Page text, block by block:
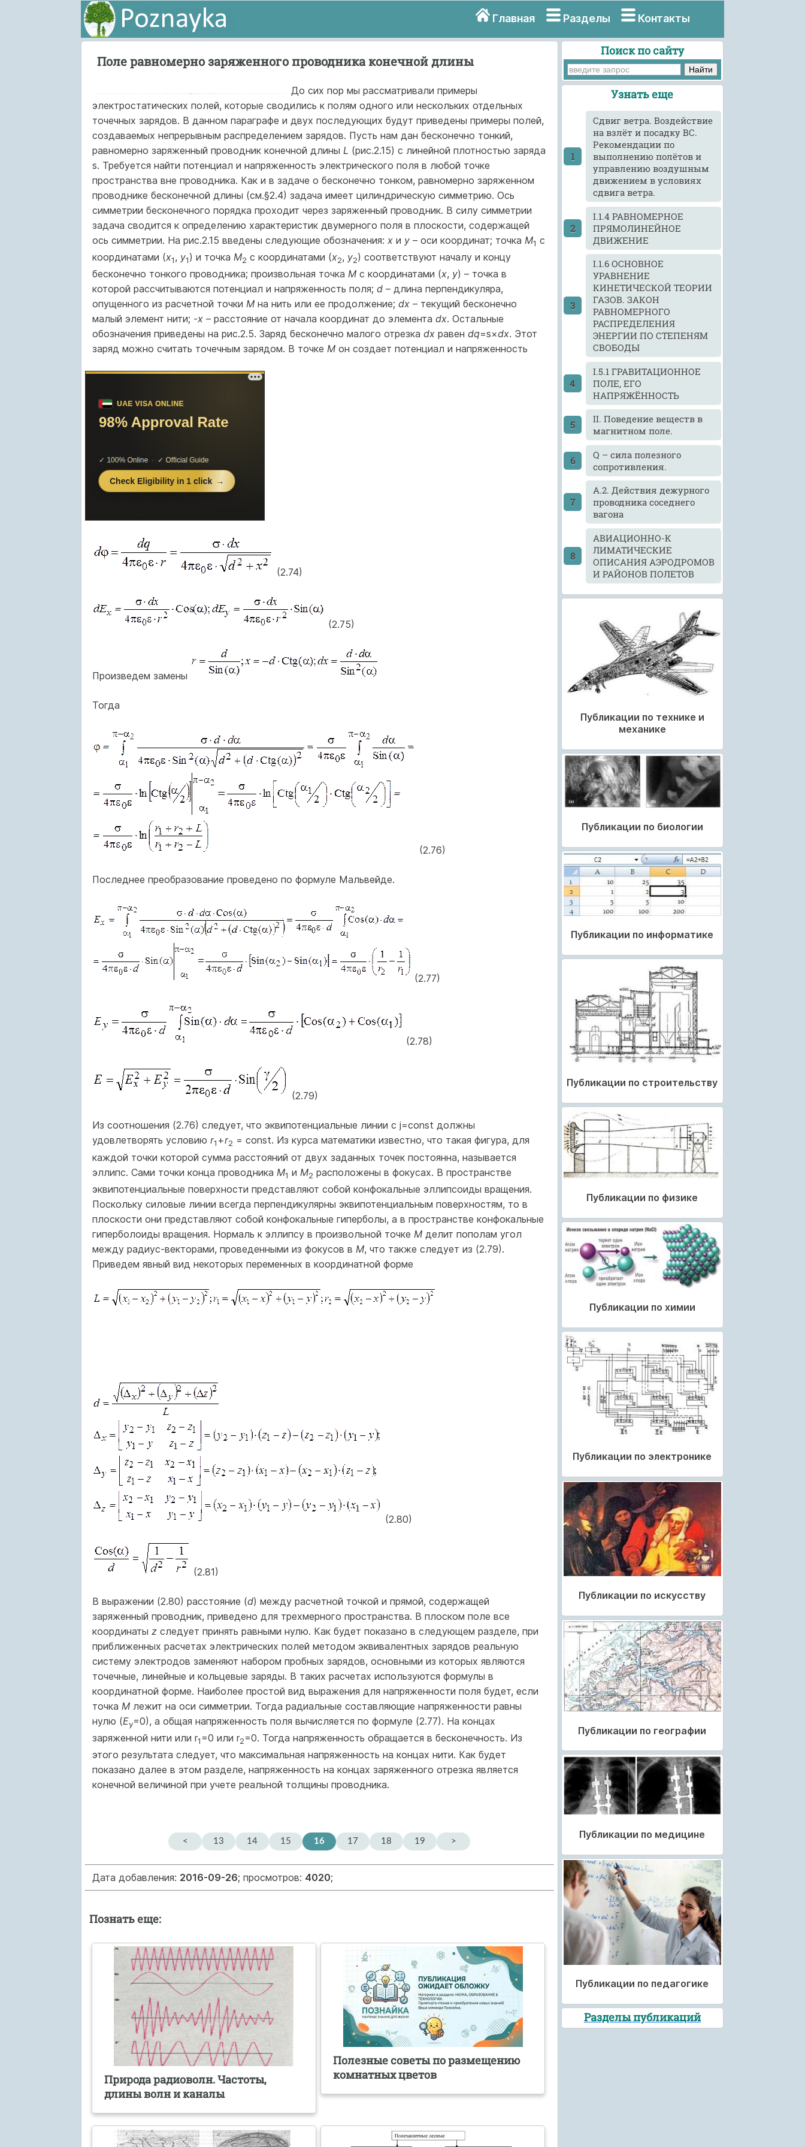
Главная Разделы Контакты
Поле равномерно заряженного проводника конечной длины
До сих пор мы рассматривали примеры
электростатических полей, которые сводились к полям одного или нескольких отдельных
точечных зарядов. В данном параграфе и двух последующих будут приведены примеры полей,
создаваемых непрерывным распределением зарядов. Пусть нам дан бесконечно тонкий,
равномерно заряженный проводник конечной длины L (рис.2.15) с линейной плотностью заряда
s. Требуется найти потенциал и напряженность электрического поля в любой точке
пространства вне проводника. Как и в задаче о бесконечно тонком, равномерно заряженном
проводнике бесконечной длины (см.§2.4) задача имеет цилиндрическую симметрию. Ось
симметрии бесконечного порядка проходит через заряженный проводник. В силу симметрии
задача сводится к определению характеристик двумерного поля в плоскости, содержащей
ось симметрии. На рис.2.15 введены следующие обозначения: хи у– оси координат; точка М1 с
координатами (x1, y1) и точка М2 с координатами (x2, y2) соответствуют началу и концу
бесконечно тонкого проводника; произвольная точка Мс координатами (x, y) – точка в
которой рассчитываются потенциал и напряженность поля; d– длина перпендикуляра,
опущенного из расчетной точки Мна нить или ее продолжение; dx– текущий бесконечно
малый элемент нити; -х– расстояние от начала координат до элемента dx. Остальные
обозначения приведены на рис.2.5. Заряд бесконечно малого отрезка dxравен dq=s×dx. Этот
заряд можно считать точечным зарядом. В точке Мон создает потенциал и напряженность
(2.74)
(2.75)
Произведем замены
Тогда
(2.76)
Последнее преобразование проведено по формуле Мальвейде.
(2.77)
(2.78)
(2.79)
Из соотношения (2.76) следует, что эквипотенциальные линии с j=const должны
удовлетворять условию r1 +r2 = const. Из курса математики известно, что такая фигура, для
каждой точки которой сумма расстояний от двух заданных точек постоянна, называется
эллипс. Сами точки конца проводника М1 и М2 расположены в фокусах. В пространстве
эквипотенциальные поверхности представляют собой конфокальные эллипсоиды вращения.
Поскольку силовые линии всегда перпендикулярны эквипотенциальным поверхностям, то в
плоскости они представляют собой конфокальные гиперболы, а в пространстве конфокальные
гиперболоиды вращения. Нормаль к эллипсу в произвольной точке Мделит пополам угол
между радиус-векторами, проведенными из фокусов в М, что также следует из (2.79).
Приведем явный вид некоторых переменных в координатной форме
(2.80)
(2.81)
В выражении (2.80) расстояние (d) между расчетной точкой и прямой, содержащей
заряженный проводник, приведено для трехмерного пространства. В плоском поле все
координаты zследует принять равными нулю. Как будет показано в следующем разделе, при
приближенных расчетах электрических полей методом эквивалентных зарядов реальную
систему электродов заменяют набором пробных зарядов, основными из которых являются
точечные, линейные и кольцевые заряды. В таких расчетах используются формулы в
координатной форме. Наиболее простой вид выражения для напряженности поля будет, если
точка Млежит на оси симметрии. Тогда радиальные составляющие напряженности равны
нулю (Еу=0), а общая напряженность поля вычисляется по формуле (2.77). На концах
заряженной нити или r1 =0 или r2=0. Тогда напряженность обращается в бесконечность. Из
этого результата следует, что максимальная напряженность на концах нити. Как будет
показано далее в этом разделе, напряженность на концах заряженного отрезка является
конечной величиной при учете реальной толщины проводника.
< 13 14 15 16 17 18 19 >
Дата добавления: 2016-09-26; просмотров: 4020;
Познать еще:
Природа радиоволн. Частоты,
длины волн и каналы
Полезные советы по размещению
комнатных цветов
Поиск по сайту
Узнать еще
Cдвиг ветра. Воздействие
на взлёт и посадку ВС.
Рекомендации по
выполнению полётов и
управлению воздушным
движением в условиях
сдвига ветра.
I.1.4 РАВНОМЕРНОЕ
ПРЯМОЛИНЕЙНОЕ
ДВИЖЕНИЕ
I.1.6 ОСНОВНОЕ
УРАВНЕНИЕ
КИНЕТИЧЕСКОЙ ТЕОРИИ
ГАЗОВ. ЗАКОН
РАВНОМЕРНОГО
РАСПРЕДЕЛЕНИЯ
ЭНЕРГИИ ПО СТЕПЕНЯМ
СВОБОДЫ
I.5.1 ГРАВИТАЦИОННОЕ
ПОЛЕ, ЕГО
НАПРЯЖЁННОСТЬ
II. Поведение веществ в
магнитном поле.
Q – сила полезного
сопротивления.
А.2. Действия дежурного
проводника соседнего
вагона
АВИАЦИОННО-К
ЛИМАТИЧЕСКИЕ
ОПИСАНИЯ АЭРОДРОМОВ
И РАЙОНОВ ПОЛЕТОВ
Публикации по технике и
механике
Публикации по биологии
Публикации по информатике
Публикации по строительству
Публикации по физике
Публикации по химии
Публикации по электронике
Публикации по искусству
Публикации по географии
Публикации по медицине
Публикации по педагогике
Разделы публикаций